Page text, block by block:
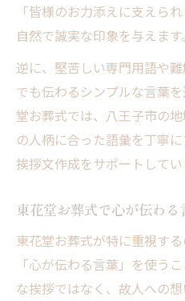
「皆様のお力添えに支えら
自然で誠実な印象を与えます。
逆に、堅苦しい専門用語や
でも伝わるシンプルな言葉
堂お葬式では、八王子市の
の人柄に合った語彙を丁寧
挨拶文作成をサポートしてい
東花堂お葬式で心が伝わる
東花堂お葬式が特に重視す
「心が伝わる言葉」を使う
な挨拶ではなく、故人への